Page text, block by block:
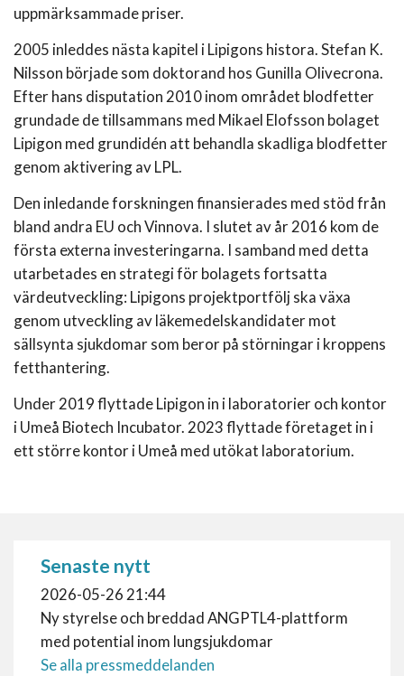
uppmärksammade priser.
2005 inleddes nästa kapitel i Lipigons histora. Stefan K.
Nilsson började som doktorand hos Gunilla Olivecrona.
Efter hans disputation 2010 inom området blodfetter
grundade de tillsammans med Mikael Elofsson bolaget
Lipigon med grundidén att behandla skadliga blodfetter
genom aktivering av LPL.
Den inledande forskningen finansierades med stöd från
bland andra EU och Vinnova. I slutet av år 2016 kom de
första externa investeringarna. I samband med detta
utarbetades en strategi för bolagets fortsatta
värdeutveckling: Lipigons projektportfölj ska växa
genom utveckling av läkemedelskandidater mot
sällsynta sjukdomar som beror på störningar i kroppens
fetthantering.
Under 2019 flyttade Lipigon in i laboratorier och kontor
i Umeå Biotech Incubator. 2023 flyttade företaget in i
ett större kontor i Umeå med utökat laboratorium.
Senaste nytt
2026-05-26 21:44
Ny styrelse och breddad ANGPTL4-plattform
med potential inom lungsjukdomar
Se alla pressmeddelanden